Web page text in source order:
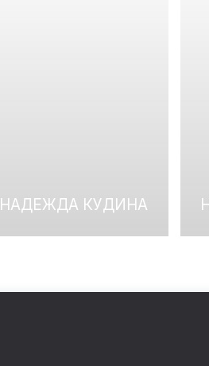
НАДЕЖДА КУДИНА